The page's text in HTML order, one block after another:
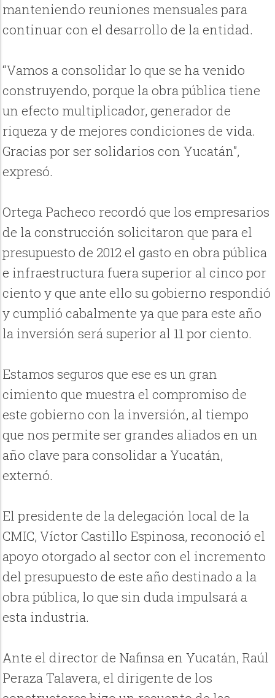
manteniendo reuniones mensuales para
continuar con el desarrollo de la entidad.
“Vamos a consolidar lo que se ha venido
construyendo, porque la obra pública tiene
un efecto multiplicador, generador de
riqueza y de mejores condiciones de vida.
Gracias por ser solidarios con Yucatán”,
expresó.
Ortega Pacheco recordó que los empresarios
de la construcción solicitaron que para el
presupuesto de 2012 el gasto en obra pública
e infraestructura fuera superior al cinco por
ciento y que ante ello su gobierno respondió
y cumplió cabalmente ya que para este año
la inversión será superior al 11 por ciento.
Estamos seguros que ese es un gran
cimiento que muestra el compromiso de
este gobierno con la inversión, al tiempo
que nos permite ser grandes aliados en un
año clave para consolidar a Yucatán,
externó.
El presidente de la delegación local de la
CMIC, Víctor Castillo Espinosa, reconoció el
apoyo otorgado al sector con el incremento
del presupuesto de este año destinado a la
obra pública, lo que sin duda impulsará a
esta industria.
Ante el director de Nafinsa en Yucatán, Raúl
Peraza Talavera, el dirigente de los